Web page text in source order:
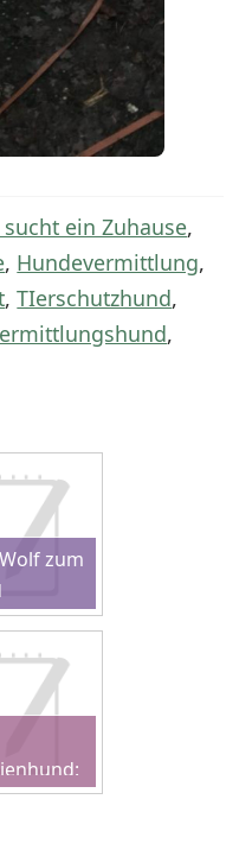
sucht ein Zuhause,
, Hundevermittlung,
,TIerschutzhund,
,
zum
ein